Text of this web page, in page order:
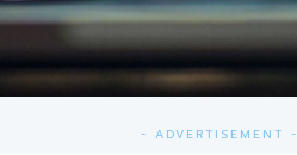
- ADVERTISEMENT -